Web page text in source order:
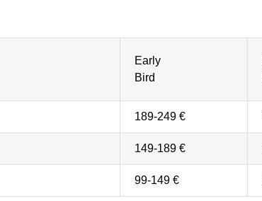
Early
Bird
189-249 €
149-189 €
99-149 €